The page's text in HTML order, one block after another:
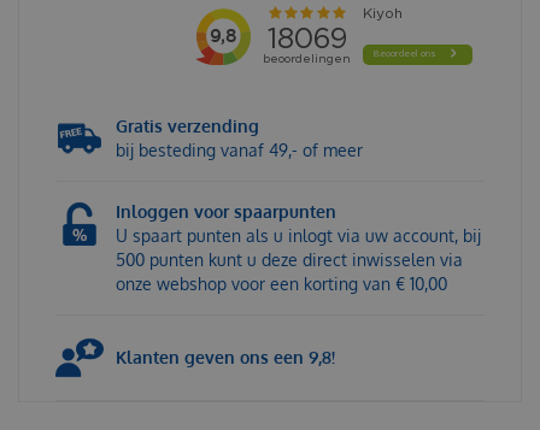
Gratis verzending
bij besteding vanaf 49,- of meer
Inloggen voor spaarpunten
U spaart punten als u inlogt via uw account, bij
500 punten kunt u deze direct inwisselen via
onze webshop voor een korting van € 10,00
Klanten geven ons een 9,8!